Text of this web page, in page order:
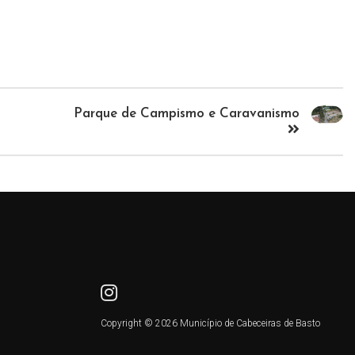
Parque de Campismo e Caravanismo
Copyright © 2026 Município de Cabeceiras de Basto